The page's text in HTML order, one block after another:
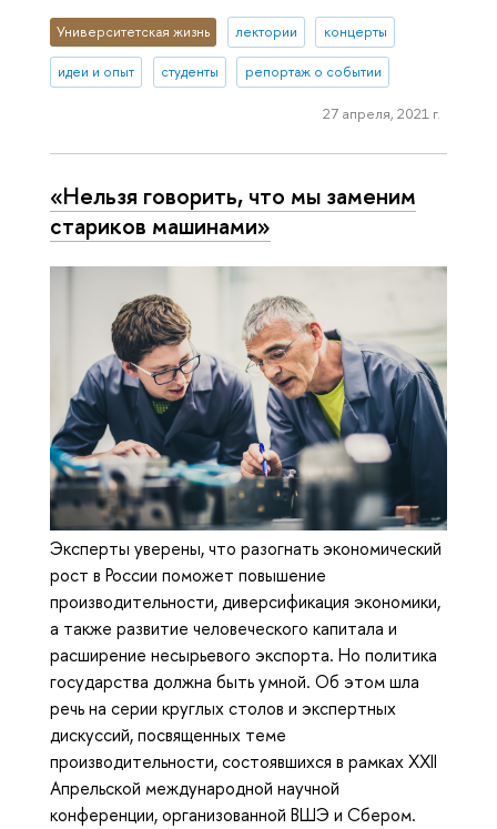
Университетская жизнь лектории концерты
идеи и опыт студенты репортаж о событии
27 апреля, 2021 г.
«Нельзя говорить, что мы заменим
стариков машинами»
Эксперты уверены, что разогнать экономический
рост в России поможет повышение
производительности, диверсификация экономики,
а также развитие человеческого капитала и
расширение несырьевого экспорта. Но политика
государства должна быть умной. Об этом шла
речь на серии круглых столов и экспертных
дискуссий, посвященных теме
производительности, состоявшихся в рамках XXII
Апрельской международной научной
конференции, организованной ВШЭ и Сбером.